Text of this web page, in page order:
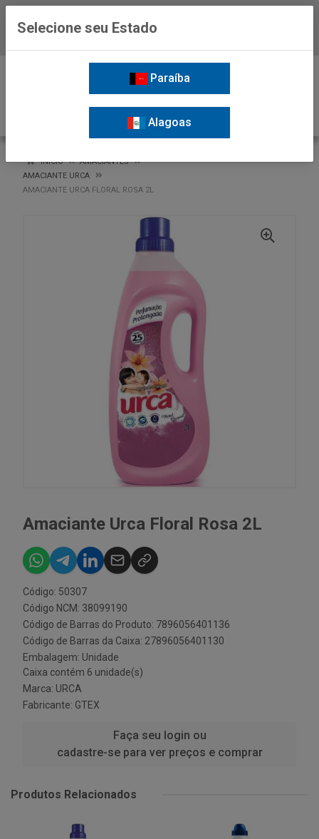
INÍCIO
AMACIANTES
AMACIANTE URCA
AMACIANTE URCA FLORAL ROSA 2L
Amaciante Urca Floral Rosa 2L
Código: 50307
Código NCM: 38099190
Código de Barras do Produto: 7896056401136
Código de Barras da Caixa: 27896056401130
Embalagem: Unidade
Caixa contém 6 unidade(s)
Marca: URCA
Fabricante: GTEX
Faça seu login ou
cadastre-se para ver preços e comprar
Produtos Relacionados
Selecione seu Estado
Paraíba
Alagoas